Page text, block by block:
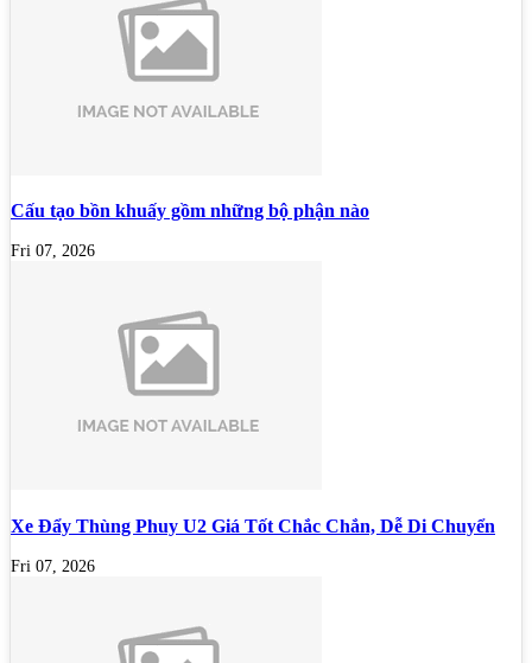
Cấu tạo bồn khuấy gồm những bộ phận nào
Fri 07, 2026
Xe Đẩy Thùng Phuy U2 Giá Tốt Chắc Chắn, Dễ Di Chuyển
Fri 07, 2026